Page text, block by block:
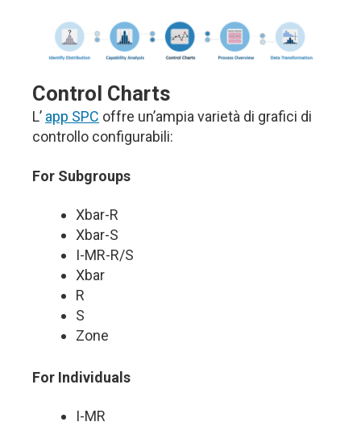
Control Charts
L’ app SPC offre un’ampia varietà di grafici di
controllo configurabili:
For Subgroups
Xbar-R
Xbar-S
I-MR-R/S
Xbar
R
S
Zone
For Individuals
I-MR